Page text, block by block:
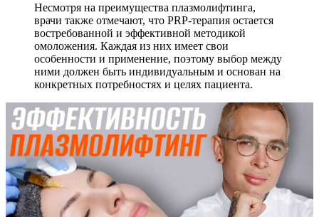
Несмотря на преимущества плазмолифтинга,
врачи также отмечают, что PRP-терапия остается
востребованной и эффективной методикой
омоложения. Каждая из них имеет свои
особенности и применение, поэтому выбор между
ними должен быть индивидуальным и основан на
конкретных потребностях и целях пациента.